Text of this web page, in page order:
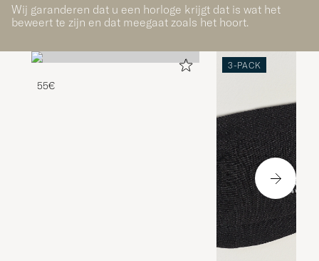
Wij garanderen dat u een horloge krijgt dat is wat het
beweert te zijn en dat meegaat zoals het hoort.
55€
3-PACK